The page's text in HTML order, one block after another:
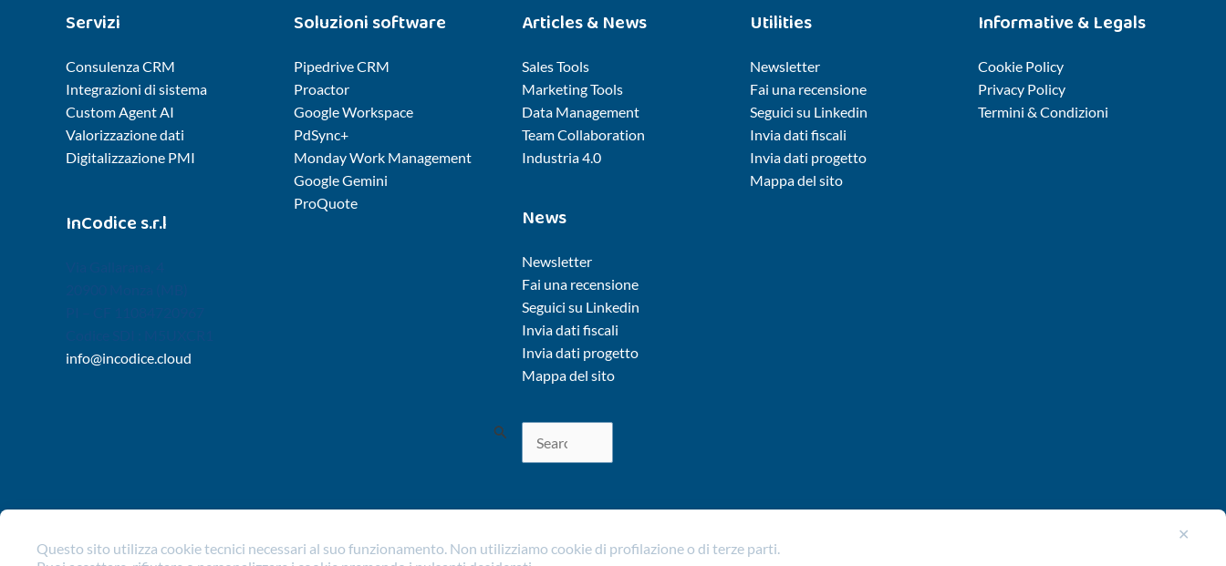
Servizi
Consulenza CRM
Integrazioni di sistema
Custom Agent AI
Valorizzazione dati
Digitalizzazione PMI
InCodice s.r.l
info@incodice.cloud
Soluzioni software
Pipedrive CRM
Proactor
Google Workspace
PdSync+
Monday Work Management
Google Gemini
ProQuote
Articles & News
Sales Tools
Marketing Tools
Data Management
Team Collaboration
Industria 4.0
News
Newsletter
Fai una recensione
Seguici su Linkedin
Invia dati fiscali
Invia dati progetto
Mappa del sito
Utilities
Newsletter
Fai una recensione
Seguici su Linkedin
Invia dati fiscali
Invia dati progetto
Mappa del sito
Informative & Legals
Cookie Policy
Privacy Policy
Termini & Condizioni
✕
Questo sito utilizza cookie tecnici necessari al suo funzionamento. Non utilizziamo cookie di profilazione o di terze parti.